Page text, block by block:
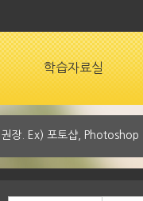
학습자료실